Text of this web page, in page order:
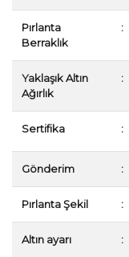
Pırlanta
Berraklık
:
Yaklaşık Altın
Ağırlık
:
Sertifika :
Gönderim :
Pırlanta Şekil :
Altın ayarı :